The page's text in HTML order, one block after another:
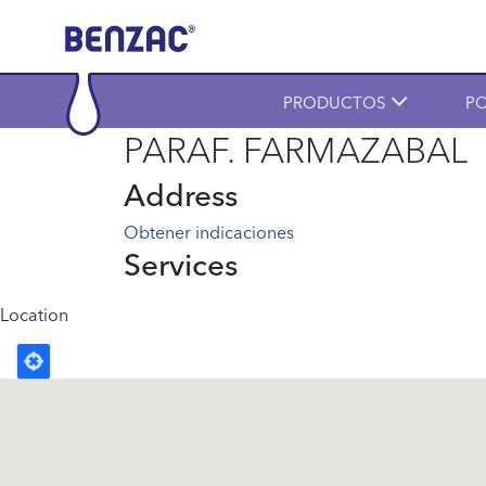
Main navigation PRODUCTOS
PARAF. FARMAZABAL
Address
Obtener indicaciones
Services
Location